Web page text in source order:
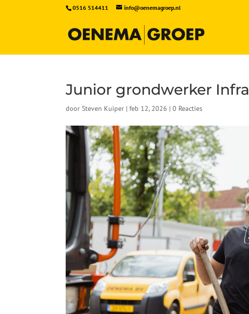
0516 514411 info@oenemagroep.nl
Junior grondwerker Infra
doorSteven Kuiper |feb 12, 2026 |0 Reacties